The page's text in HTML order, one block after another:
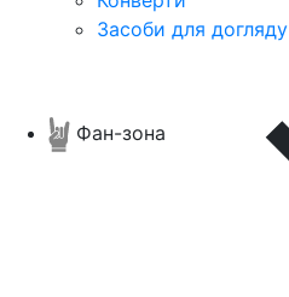
Засоби для догляду
Фан-зона